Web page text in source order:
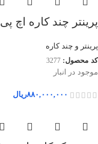
پرینتر چند کاره اچ پی 4103-FDW
پرینتر و چند کاره
کد محصول: 3277
موجود در انبار
۸۸۰,۰۰۰,۰۰۰ریال